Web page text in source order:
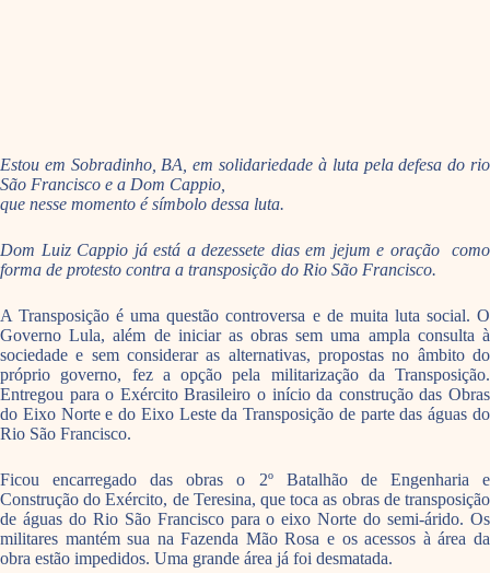
Estou em Sobradinho, BA, em solidariedade à luta pela defesa do rio
São Francisco e a Dom Cappio,
que nesse momento é símbolo dessa luta.
Dom Luiz Cappio já está a dezessete dias em jejum e oração como
forma de protesto contra a transposição do Rio São Francisco.
A Transposição é uma questão controversa e de muita luta social. O
Governo Lula, além de iniciar as obras sem uma ampla consulta à
sociedade e sem considerar as alternativas, propostas no âmbito do
próprio governo, fez a opção pela militarização da Transposição.
Entregou para o Exército Brasileiro o início da construção das Obras
do Eixo Norte e do Eixo Leste da Transposição de parte das águas do
Rio São Francisco.
Ficou encarregado das obras o 2º Batalhão de Engenharia e
Construção do Exército, de Teresina, que toca as obras de transposição
de águas do Rio São Francisco para o eixo Norte do semi-árido. Os
militares mantém sua na Fazenda Mão Rosa e os acessos à área da
obra estão impedidos. Uma grande área já foi desmatada.